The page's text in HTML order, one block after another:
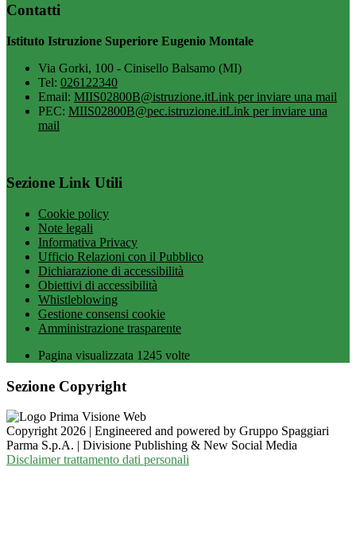
Contatti
Istituto Istruzione Superiore Eugenio Montale
Via Gorki, 100 - Cinisello Balsamo (MI)
Tel: 026122340
Email: MIIS02800B@istruzione.itLink per inviare una mail
PEC: MIIS02800B@pec.istruzione.itLink per inviare una
mail
Sezione Link Utili
Cookie policy
Note legali
Informativa Privacy
Ufficio Relazioni con il Pubblico
Dichiarazione di accessibilità
Obiettivi di accessibilità
Whistleblowing
Gestione consensi cookie
Amministrazione trasparente
Pagina visualizzata 1245 volte
Sezione Copyright
Copyright 2026 | Engineered and powered by Gruppo Spaggiari
Parma S.p.A. | Divisione Publishing & New Social Media
Disclaimer trattamento dati personali